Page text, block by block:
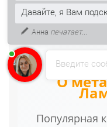
О
Популярная
Введите
Давайте, я Вам
Анна печатает...